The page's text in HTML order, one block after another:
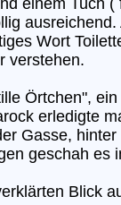
einem Tuch
Wort
verstehen.
Örtchen",
erledigte
Gasse,
geschah es
Blick